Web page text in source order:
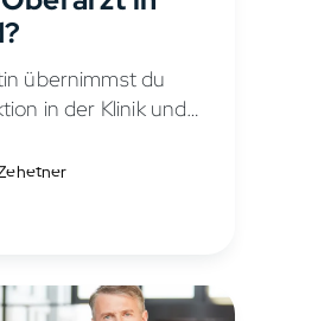
übernimmst du
in der Klinik und
Diese Position ist
innen